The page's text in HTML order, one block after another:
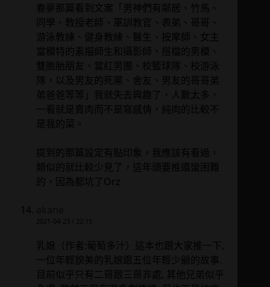
春夢那篇看到文案「男神們有鄰居、竹馬、
同學、教授老師、軍訓教官、表弟、哥哥、
游泳教練、健身教練、醫生、按摩師、女主
當模特的素描師生和攝影師，搭檔的男模、
雙胞胎朋友、當紅男團、校籃球隊、校游泳
隊，以及男友的死黨、舍友、男友的哥哥弟
弟爸爸等等」我就失去興趣了，人數太多，
一看就是賣肉而不是寫感情，純肉的比較不
是我的菜。
提到的那篇設定有點印象，我應該有看過，
類似的就比較少見了，這年頭要推還蠻困難
的，因為都坑了Orz
2021-04-23 / 22:15
乳娘（作者:葡萄多汁）這本也跟大家推一下,
一位年輕貌美的乳娘跟五位年輕少爺的故事.
目前似乎只有二哥跟三哥非處, 其他兄弟似乎